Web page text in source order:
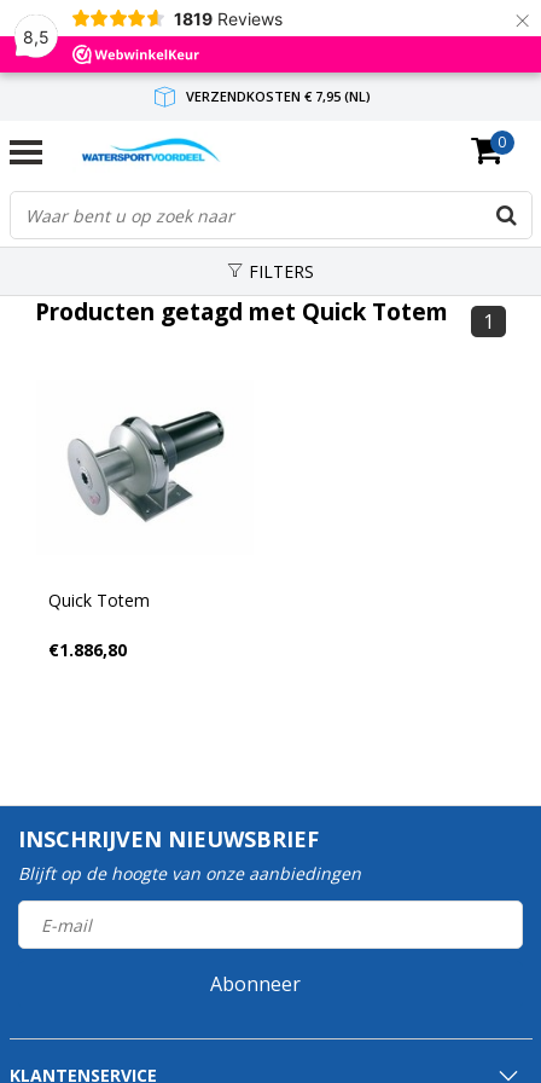
8,5
1819 Reviews ×
VERZENDKOSTEN € 7,95 (NL)
GRATIS VERZENDING(NL) VANAF € 65,-
BINNEN 1-3 WERKDAGEN ANTWOORD
0
FILTERS
Producten getagd met Quick Totem 1
Quick Totem
€1.886,80
INSCHRIJVEN NIEUWSBRIEF
Blijft op de hoogte van onze aanbiedingen
Abonneer
KLANTENSERVICE